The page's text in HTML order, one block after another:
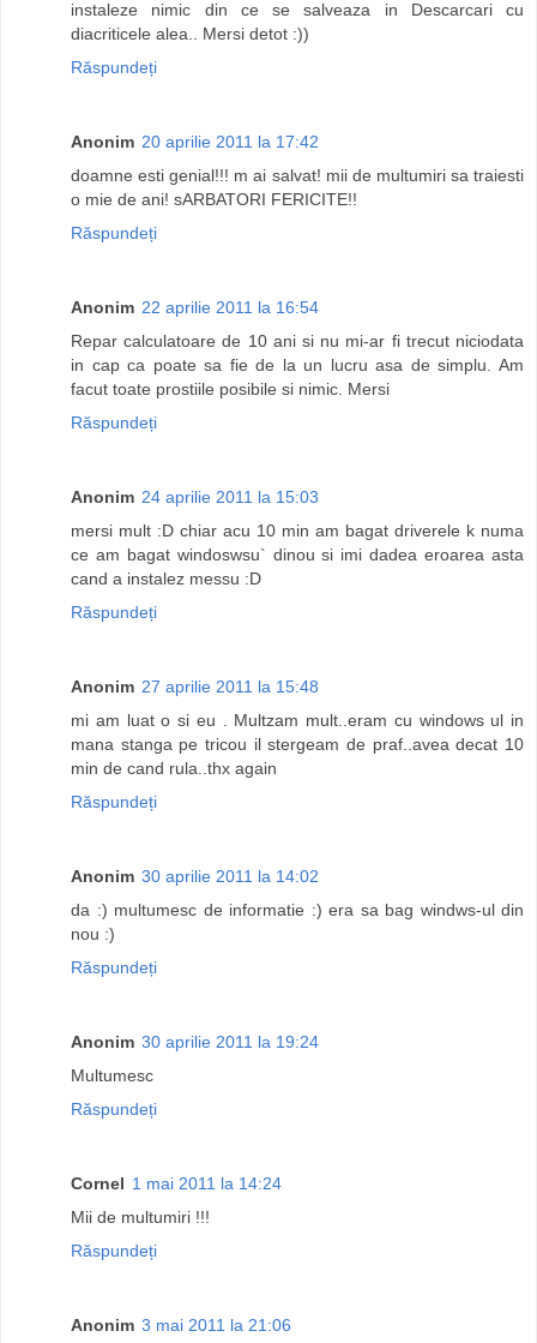
instaleze nimic din ce se salveaza in Descarcari cu
diacriticele alea.. Mersi detot :))
Răspundeți
Anonim 20 aprilie 2011 la 17:42
doamne esti genial!!! m ai salvat! mii de multumiri sa traiesti
o mie de ani! sARBATORI FERICITE!!
Răspundeți
Anonim 22 aprilie 2011 la 16:54
Repar calculatoare de 10 ani si nu mi-ar fi trecut niciodata
in cap ca poate sa fie de la un lucru asa de simplu. Am
facut toate prostiile posibile si nimic. Mersi
Răspundeți
Anonim 24 aprilie 2011 la 15:03
mersi mult :D chiar acu 10 min am bagat driverele k numa
ce am bagat windoswsu` dinou si imi dadea eroarea asta
cand a instalez messu :D
Răspundeți
Anonim 27 aprilie 2011 la 15:48
mi am luat o si eu . Multzam mult..eram cu windows ul in
mana stanga pe tricou il stergeam de praf..avea decat 10
min de cand rula..thx again
Răspundeți
Anonim 30 aprilie 2011 la 14:02
da :) multumesc de informatie :) era sa bag windws-ul din
nou :)
Răspundeți
Anonim 30 aprilie 2011 la 19:24
Multumesc
Răspundeți
Cornel 1 mai 2011 la 14:24
Mii de multumiri !!!
Răspundeți
Anonim 3 mai 2011 la 21:06